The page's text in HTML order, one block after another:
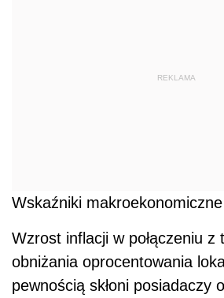
REKLAMA
Wskaźniki makroekonomiczne
Wzrost inflacji w połączeniu z
obniżania oprocentowania
pewnością skłoni posiadaczy